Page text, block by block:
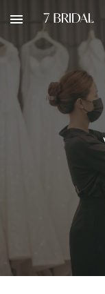
Skip to main content